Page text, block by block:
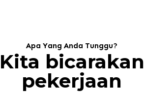
Apa Yang Anda Tunggu?
Kita bicarakan
pekerjaan